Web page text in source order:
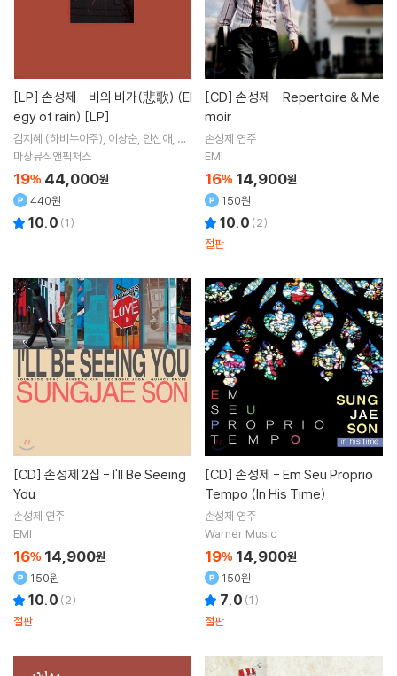
[LP] 손성제 - 비의 비가(悲歌) (El
egy of rain) [LP]
김지혜 (하비누아주) 이상순 안신애 박
창학노래 외 5명
마장뮤직앤픽처스
19% 44,000원
440원
10.0 (1)
[CD] 손성제 - Repertoire & Me
moir
손성제 연주
EMI
16% 14,900원
150원
10.0 (2)
절판
[CD] 손성제 2집 - I'll Be Seeing
You
손성제 연주
EMI
16% 14,900원
150원
10.0 (2)
절판
[CD] 손성제 - Em Seu Proprio
Tempo (In His Time)
손성제 연주
Warner Music
19% 14,900원
150원
7.0 (1)
절판